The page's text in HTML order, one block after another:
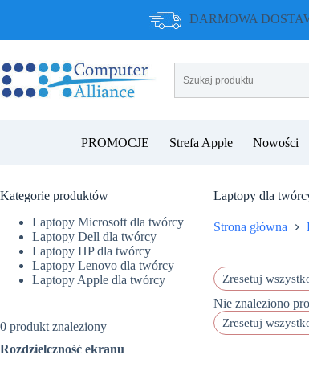
DARMOWA
PROMOCJE Strefa Apple Nowości
Laptopy dla
Strona główna
Zresetuj
Nie znaleziono
Zresetuj
Kategorie produktów
Laptopy Microsoft dla twórcy
Laptopy Dell dla twórcy
Laptopy HP dla twórcy
Laptopy Lenovo dla twórcy
Laptopy Apple dla twórcy
0 produkt znaleziony
Rozdzielczność ekranu